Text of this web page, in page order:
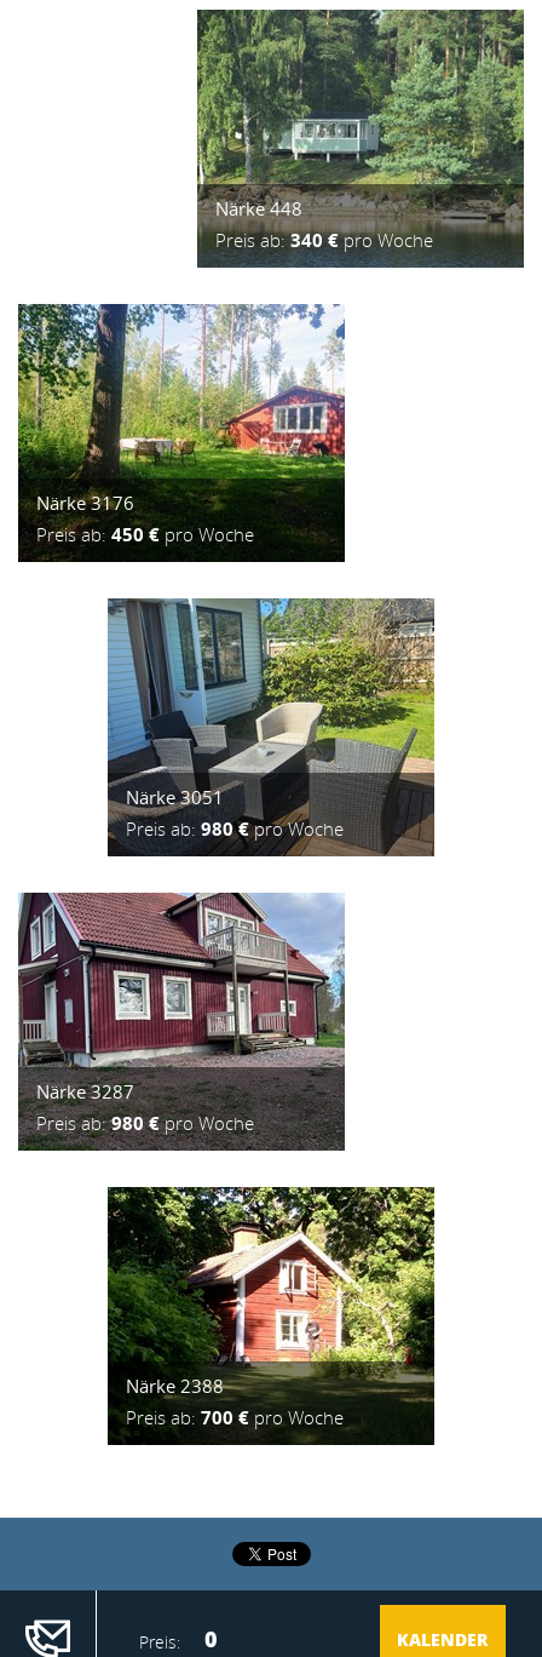
Preis: 0 KALENDER
Närke 448
Preis ab:340 €pro Woche
Närke 3176
Preis ab: 450 €pro Woche
Närke 3051
Preis ab: 980 €pro Woche
Närke 3287
Preis ab:980 €pro Woche
Närke 2388
Preis ab: 700 € pro Woche